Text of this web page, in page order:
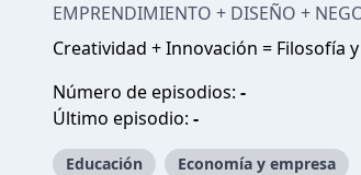
EMPRENDIMIENTO + DISEÑO +
Creatividad + Innovación = Filosofía
Número de episodios: -
Último episodio: -
Educación Economía y empresa